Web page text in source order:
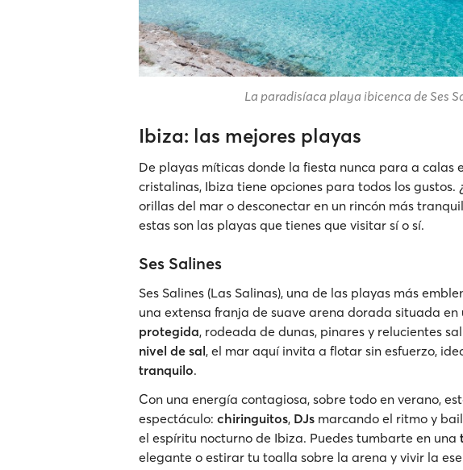
La paradisíaca playa ibicenca de Ses
Ibiza: las mejores playas
De playas míticas donde la fiesta nunca para a calas
cristalinas, Ibiza tiene opciones para todos los gustos.
orillas del mar o desconectar en un rincón más
estas son las playas que tienes que visitar sí o sí.
Ses Salines
Ses Salines (Las Salinas), una de las playas más
una extensa franja de suave arena dorada situada en
protegida, rodeada de dunas, pinares y relucientes
nivel de sal, el mar aquí invita a flotar sin esfuerzo,
tranquilo.
Con una energía contagiosa, sobre todo en verano,
espectáculo: chiringuitos, DJs marcando el ritmo y
el espíritu nocturno de Ibiza. Puedes tumbarte en una
elegante o estirar tu toalla sobre la arena y vivir la